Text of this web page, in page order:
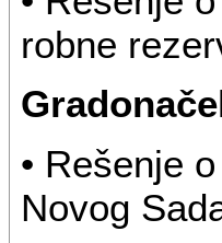
robne
• Rešenje
Novog